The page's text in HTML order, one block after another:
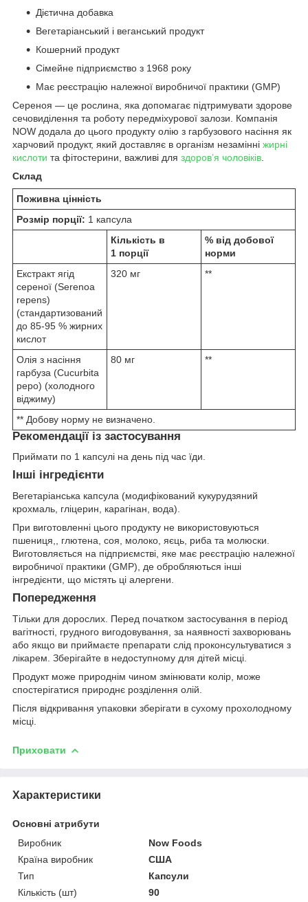
Дієтична добавка
Вегетаріанський і веганський продукт
Кошерний продукт
Сімейне підприємство з 1968 року
Має реєстрацію належної виробничої практики (GMP)
Сереноя — це рослина, яка допомагає підтримувати здорове
сечовиділення та роботу передміхурової залози. Компанія
NOW додала до цього продукту олію з гарбузового насіння як
харчовий продукт, який доставляє в організм незамінні жирні
кислоти та фітостерини, важливі для здоров’я чоловіків
Склад
Поживна цінність
Розмір порції: 1 капсула
Кількість в
1 порції
% від добової
норми
Екстракт ягід
сереної (Serenoa
repens)
(стандартизований
до 85-95 % жирних
кислот
320 мг **
Олія з насіння
гарбуза (Cucurbita
pepo) (холодного
віджиму)
80 мг **
** Добову норму не визначено.
Рекомендації із застосування
Приймати по 1 капсулі на день під час їди.
Інші інгредієнти
Вегетаріанська капсула (модифікований кукурудзяний
крохмаль, гліцерин, карагінан, вода).
При виготовленні цього продукту не використовуються
пшениця,, глютена, соя, молоко, яєць, риба та молюски.
Виготовляється на підприємстві, яке має реєстрацію належної
виробничої практики (GMP), де обробляються інші
інгредієнти, що містять ці алергени.
Попередження
Тільки для дорослих. Перед початком застосування в період
вагітності, грудного вигодовування, за наявності захворювань
або якщо ви приймаєте препарати слід проконсультуватися з
лікарем. Зберігайте в недоступному для дітей місці.
Продукт може природнім чином змінювати колір, може
спостерігатися природнє розділення олій.
Після відкривання упаковки зберігати в сухому прохолодному
місці.
Приховати
Характеристики
Основні атрибути
Виробник
Now Foods
Країна виробник
США
Тип
Капсули
Кількість (шт)
90